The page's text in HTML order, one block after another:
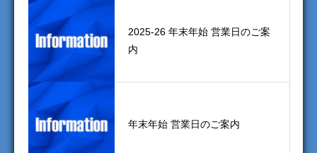
2025-26 年末年始 営業日のご案
内
年末年始 営業日のご案内